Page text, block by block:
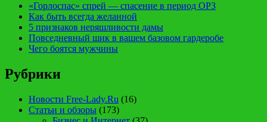
«Горлоспас» спрей — спасение в период ОРЗ
Как быть всегда желанной
5 признаков неряшливости дамы
Повседневный шик в вашем базовом гардеробе
Чего боятся мужчины
Рубрики
Новости Free-Lady.Ru (16)
Статьи и обзоры (173)